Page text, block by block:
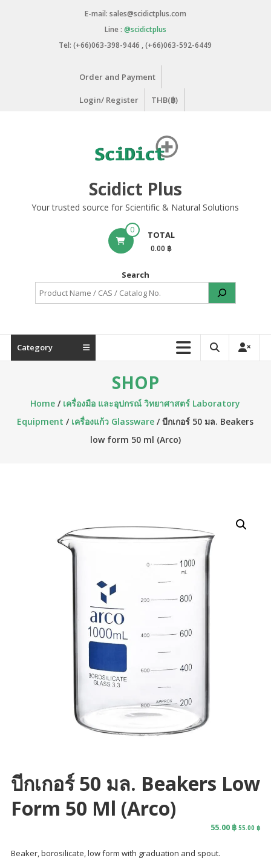
E-mail: sales@scidictplus.com
Line : @scidictplus
Tel: (+66)063-398-9446 , (+66)063-592-6449
Order and Payment
Login/ Register THB(฿)
Scidict Plus
Your trusted source for Scientific & Natural Solutions
0 TOTAL
0.00 ฿
Search
Category
SHOP
Home / เครื่องมือ และอุปกรณ์ วิทยาศาสตร์ Laboratory
Equipment / เครื่องแก้ว Glassware / บีกเกอร์ 50 มล. Beakers
low form 50 ml (Arco)
บีกเกอร์ 50 มล. Beakers Low
Form 50 Ml (Arco)
55.00 ฿ 55.00฿
Beaker, borosilicate, low form with graduation and spout.